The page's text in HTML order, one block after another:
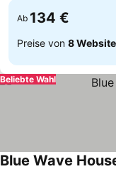
Ab 134 €
Preise von 8
Beliebte Wahl
Blue Wave